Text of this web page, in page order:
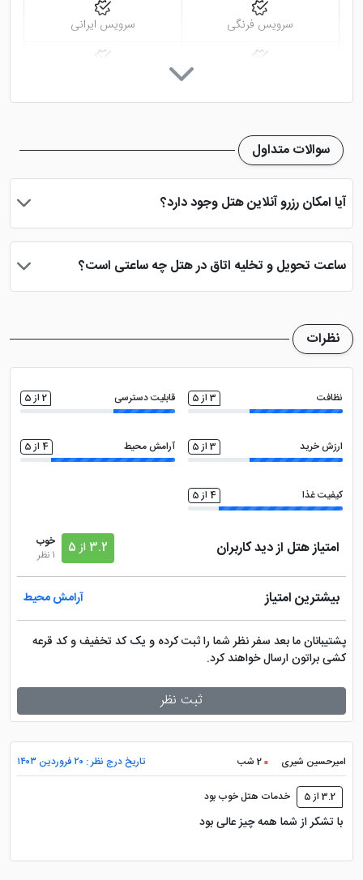
در ورودی شهر قرار گرفته و به
(کال جنی و تخته عروس)، چشمه آب گرم و سرد مرتضی علی
(روستای خرو)، قلعه اسماعیلیان ارگ طبس از جمله اماکن
نزدی به این هتل می باشند. باغ گلشن طبس هم که یکی
دیگر از باغ های مهم زیبای ایران است نیز در فاصله ی کمی
از هتل قرار گرفته است.
سرویس فرنگی سرویس ایرانی
سوالات متداول
آیا امکان رزرو آنلاین هتل وجود دارد؟
بله، با انتخاب تاریخ ورود و خروج، نوع اتاق و تعداد نفرات می توانید
دریافت نمایید.
ساعت تحویل و تخلیه اتاق در هتل چه ساعتی است؟
ساعت تحویل اتاق ساعت 2 بعد از ظهر و ساعت تخلیه اتاق 12 ظهر
نظرات
نظافت 3 از 5 قابلیت دسترسی 2 از 5
ارزش خرید 3 از 5 آرامش محیط 4 از 5
کیفیت غذا 4 از 5
امتیاز هتل از دید کاربران 3.2 از 5
خوب
1 نظر
بیشترین امتیاز آرامش محیط
پشتیبانان ما بعد سفر نظر شما را ثبت کرده و یک کد تخفیف و کد قرعه
کشی براتون ارسال خواهند کرد.
ثبت نظر
امیرحسین شیری 2 شب تاریخ درج نظر : ۲۰ فروردین ۱۴۰۳
3.2 از 5 خدمات هتل خوب بود
با تشکر از شما همه چیز عالی بود